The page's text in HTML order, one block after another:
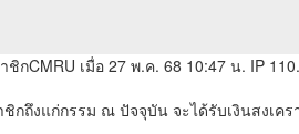
ชิกCMRU เมื่อ 27 พ.ค. 68 10:47 น. IP
กถึงแก่กรรม ณ ปัจจุบัน จะได้รับเงินสงเค